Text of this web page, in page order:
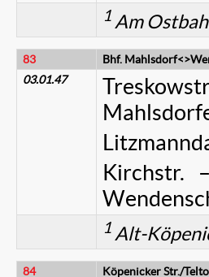
1 Am
83
Bhf.
03.01.47
Kirchstr.
1 Alt-
84 Köpenicker Str./